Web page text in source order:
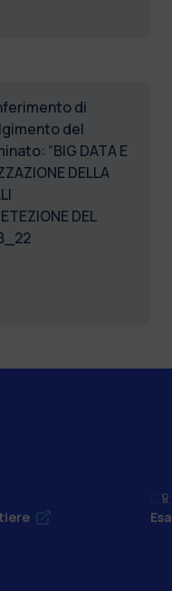
di
del
“BIG DATA E
DELLA
DEL